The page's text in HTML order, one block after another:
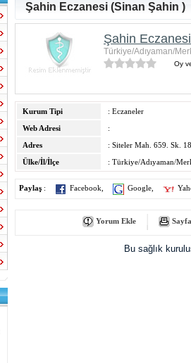
Şahin Eczanesi (Sinan Şahin )
Şahin
Türkiye/Adıyaman/
Oy
Kurum Tipi
: Eczaneler
Web Adresi
:
Adres
: Siteler Mah. 659. Sk.
Ülke/İl/İlçe
: Türkiye/Adıyaman/
Paylaş : Facebook Google
Yorum Ekle
Bu sağlık